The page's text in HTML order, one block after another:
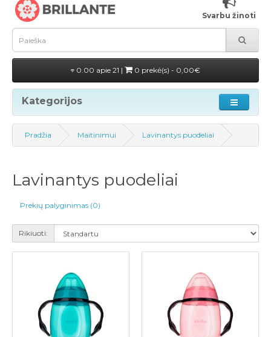
Svarbu žinoti
0.00 apie 21 | 0 prekė(s) - 0,00€
Kategorijos
Pradžia Maitinimui Lavinantys puodeliai
Lavinantys puodeliai
Prekių palyginimas (0)
Rikiuoti: